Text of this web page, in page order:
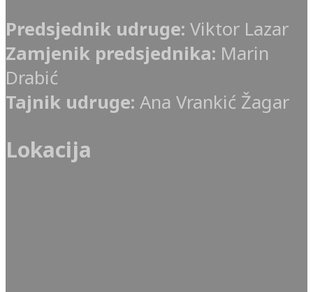
Predsjednik udruge: Viktor Lazar
Zamjenik predsjednika: Marin
Drabić
Tajnik udruge: Ana Vrankić Žagar
Lokacija